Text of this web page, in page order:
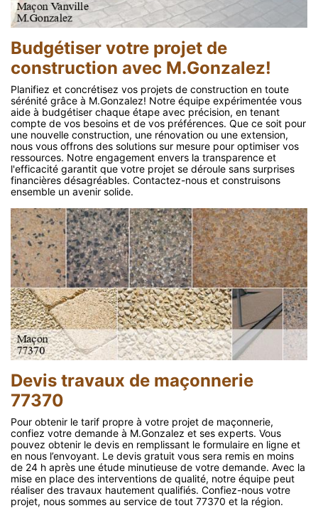
Budgétiser votre projet de
construction avec M.Gonzalez!
Planifiez et concrétisez vos projets de construction en toute
sérénité grâce à M.Gonzalez! Notre équipe expérimentée vous
aide à budgétiser chaque étape avec précision, en tenant
compte de vos besoins et de vos préférences. Que ce soit pour
une nouvelle construction, une rénovation ou une extension,
nous vous offrons des solutions sur mesure pour optimiser vos
ressources. Notre engagement envers la transparence et
l'efficacité garantit que votre projet se déroule sans surprises
financières désagréables. Contactez-nous et construisons
ensemble un avenir solide.
Devis travaux de maçonnerie
77370
Pour obtenir le tarif propre à votre projet de maçonnerie,
confiez votre demande à M.Gonzalez et ses experts. Vous
pouvez obtenir le devis en remplissant le formulaire en ligne et
en nous l’envoyant. Le devis gratuit vous sera remis en moins
de 24 h après une étude minutieuse de votre demande. Avec la
mise en place des interventions de qualité, notre équipe peut
réaliser des travaux hautement qualifiés. Confiez-nous votre
projet, nous sommes au service de tout 77370 et la région.